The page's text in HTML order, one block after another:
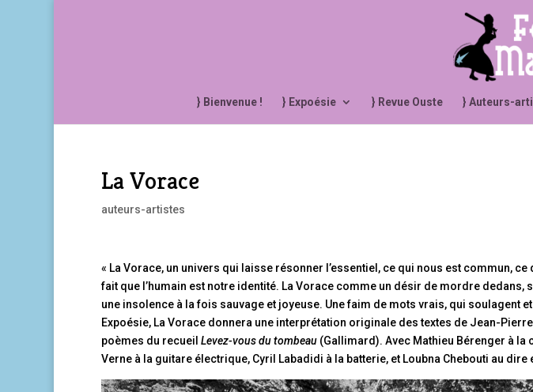
} Bienvenue ! } Expoésie } Revue Ouste } Auteurs-
La Vorace
auteurs-artistes
« La Vorace, un univers qui laisse résonner l’essentiel, ce qui nous est commun,
fait que l’humain est notre identité. La Vorace comme un désir de mordre dedans,
une insolence à la fois sauvage et joyeuse. Une faim de mots vrais, qui soulagent
Expoésie, La Vorace donnera une interprétation originale des textes de Jean-
poèmes du recueil Levez-vous du tombeau(Gallimard). Avec Mathieu Bérenger à la
Verne à la guitare électrique, Cyril Labadidi à la batterie, et Loubna Chebouti au dire